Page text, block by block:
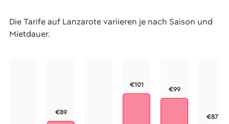
Die Tarife auf Lanzarote variieren je nach Saison und
Mietdauer.
€89
€101
€99
€87